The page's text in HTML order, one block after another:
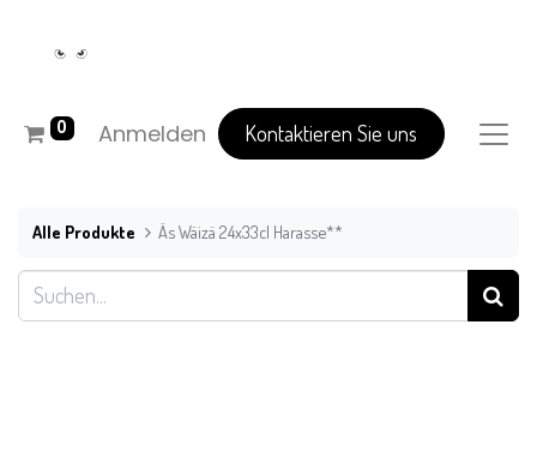
0 Anmelden Kontaktieren Sie uns
Alle Produkte Äs Wäizä 24x33cl Harasse**